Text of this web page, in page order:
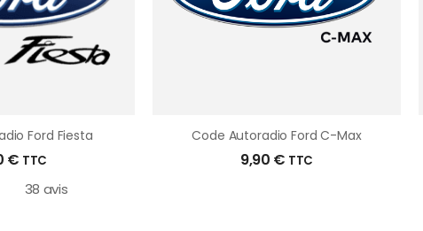
Ford Fiesta
€ TTC
38 avis
Code Autoradio Ford C-Max
9,90 € TTC